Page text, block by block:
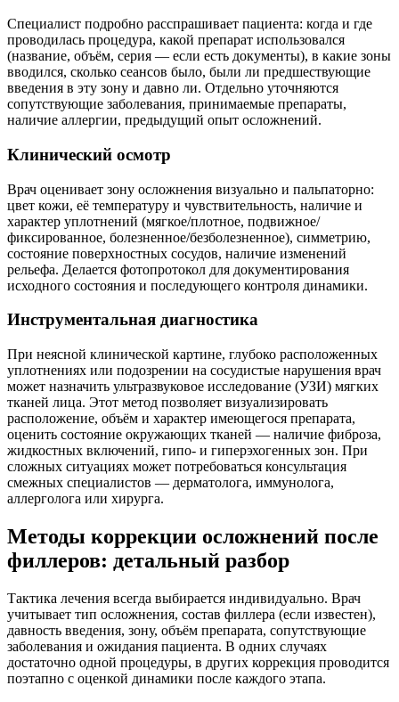
Специалист подробно расспрашивает пациента: когда и где
проводилась процедура, какой препарат использовался
(название, объём, серия — если есть документы), в какие зоны
вводился, сколько сеансов было, были ли предшествующие
введения в эту зону и давно ли. Отдельно уточняются
сопутствующие заболевания, принимаемые препараты,
наличие аллергии, предыдущий опыт осложнений.
Клинический осмотр
Врач оценивает зону осложнения визуально и пальпаторно:
цвет кожи, её температуру и чувствительность, наличие и
характер уплотнений (мягкое/плотное, подвижное/
фиксированное, болезненное/безболезненное), симметрию,
состояние поверхностных сосудов, наличие изменений
рельефа. Делается фотопротокол для документирования
исходного состояния и последующего контроля динамики.
Инструментальная диагностика
При неясной клинической картине, глубоко расположенных
уплотнениях или подозрении на сосудистые нарушения врач
может назначить ультразвуковое исследование (УЗИ) мягких
тканей лица. Этот метод позволяет визуализировать
расположение, объём и характер имеющегося препарата,
оценить состояние окружающих тканей — наличие фиброза,
жидкостных включений, гипо- и гиперэхогенных зон. При
сложных ситуациях может потребоваться консультация
смежных специалистов — дерматолога, иммунолога,
аллерголога или хирурга.
Методы коррекции осложнений после
филлеров: детальный разбор
Тактика лечения всегда выбирается индивидуально. Врач
учитывает тип осложнения, состав филлера (если известен),
давность введения, зону, объём препарата, сопутствующие
заболевания и ожидания пациента. В одних случаях
достаточно одной процедуры, в других коррекция проводится
поэтапно с оценкой динамики после каждого этапа.